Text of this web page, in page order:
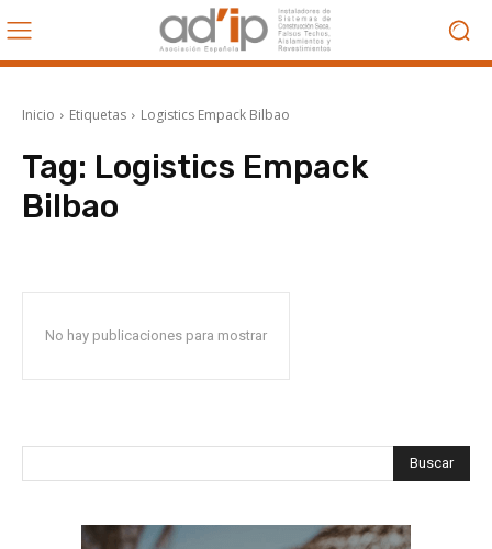
Inicio Etiquetas Logistics Empack Bilbao
Tag: Logistics Empack
Bilbao
No hay publicaciones para mostrar
Buscar